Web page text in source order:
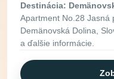
Destinácia:
Apartment No.28 Jasná
Demänovská Dolina,
a ďalšie informácie.